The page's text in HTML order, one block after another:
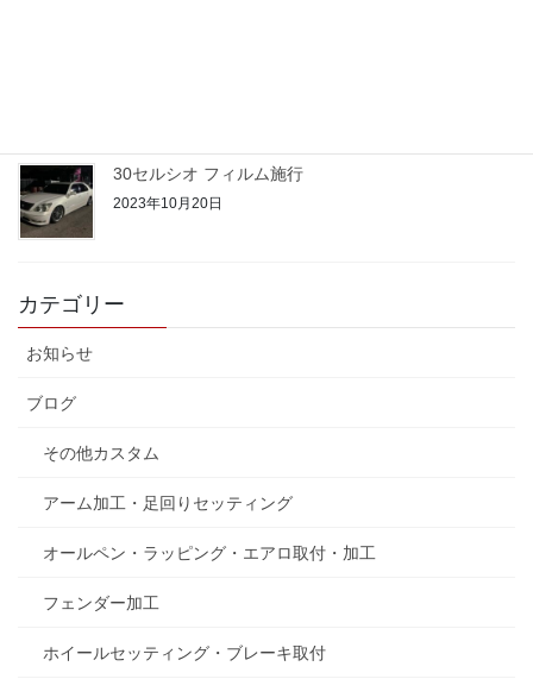
30セルシオ フィルム施行
2023年10月20日
カテゴリー
お知らせ
ブログ
その他カスタム
アーム加工・足回りセッティング
オールペン・ラッピング・エアロ取付・加工
フェンダー加工
ホイールセッティング・ブレーキ取付